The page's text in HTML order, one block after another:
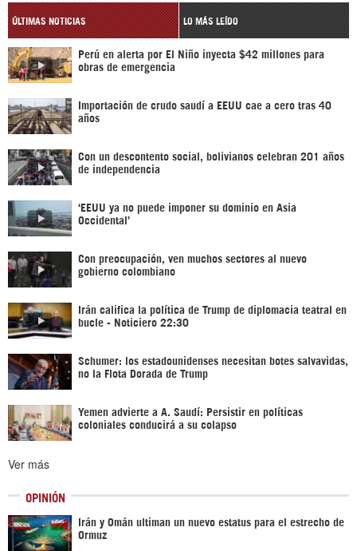
ÚLTIMAS NOTICIAS LO MÁS LEÍDO
Perú en alerta por El Niño inyecta $42 millones para
obras de emergencia
Importación de crudo saudí a EEUU cae a cero tras 40
años
Con un descontento social, bolivianos celebran 201 años
de independencia
‘EEUU ya no puede imponer su dominio en Asia
Occidental’
Con preocupación, ven muchos sectores al nuevo
gobierno colombiano
Irán califica la política de Trump de diplomacia teatral en
bucle - Noticiero 22:30
Schumer: los estadounidenses necesitan botes salvavidas,
no la Flota Dorada de Trump
Yemen advierte a A. Saudí: Persistir en políticas
coloniales conducirá a su colapso
Ver más
OPINIÓN
Irán y Omán ultiman un nuevo estatus para el estrecho de
Ormuz